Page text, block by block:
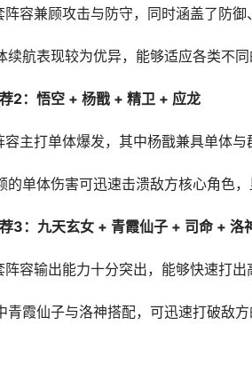
阵容兼顾攻击与防守，同时涵盖了防御
续航表现较为优异，能够适应各类不同
2：悟空 + 杨戬 + 精卫 + 应龙​
容主打单体爆发，其中杨戬兼具单体与
的单体伤害可迅速击溃敌方核心角色，
3：九天玄女 + 青霞仙子 + 司命 + 洛
阵容输出能力十分突出，能够快速打出
青霞仙子与洛神搭配，可迅速打破敌方